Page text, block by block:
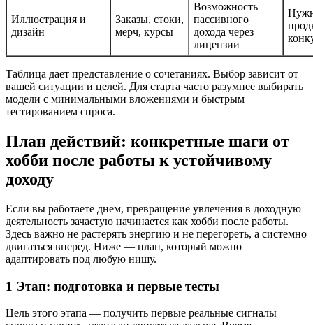
Иллюстрация и
дизайн
Заказы, стоки,
мерч, курсы
Возможность
пассивного
дохода через
лицензии
Таблица дает представление о сочетаниях. Выбор зависит от
вашей ситуации и целей. Для старта часто разумнее выбирать
модели с минимальными вложениями и быстрым
тестированием спроса.
План действий: конкретные шаги от
хобби после работы к устойчивому
доходу
Если вы работаете днем, превращение увлечения в доходную
деятельность зачастую начинается как хобби после работы.
Здесь важно не растерять энергию и не перегореть, а системно
двигаться вперед. Ниже — план, который можно
адаптировать под любую нишу.
1 Этап: подготовка и первые тесты
Цель этого этапа — получить первые реальные сигналы